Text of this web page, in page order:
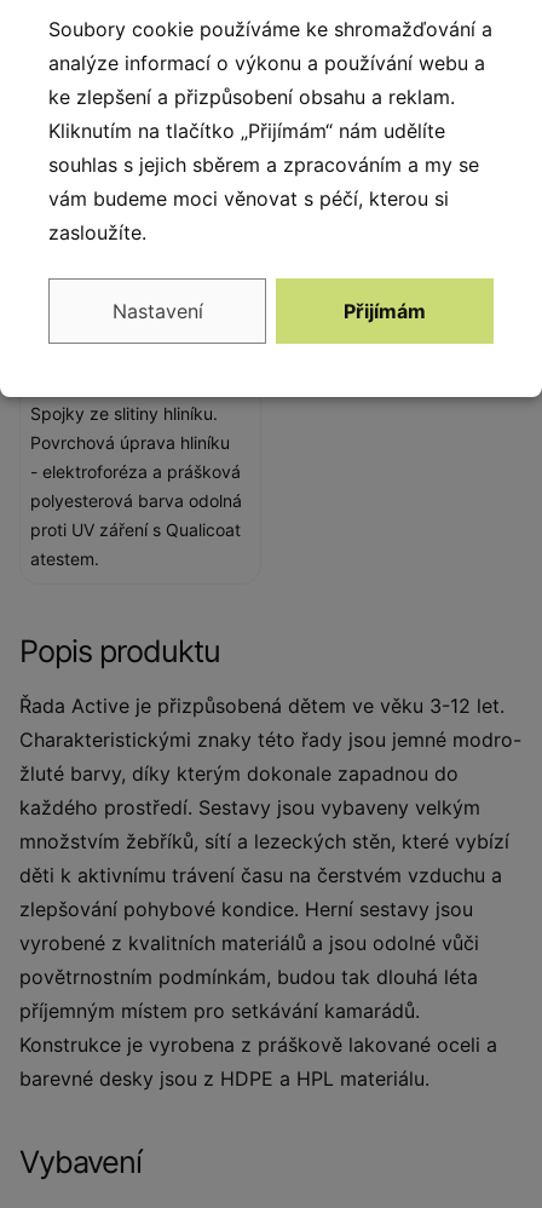
ze vstřikovaného
polyamidu.
Spojky ze slitiny hliníku.
Povrchová úprava hliníku
- elektroforéza a prášková
polyesterová barva odolná
proti UV záření s Qualicoat
atestem.
Popis produktu
Řada Active je přizpůsobená dětem ve věku 3-12 let.
Charakteristickými znaky této řady jsou jemné modro-
žluté barvy, díky kterým dokonale zapadnou do
každého prostředí. Sestavy jsou vybaveny velkým
množstvím žebříků, sítí a lezeckých stěn, které vybízí
děti k aktivnímu trávení času na čerstvém vzduchu a
zlepšování pohybové kondice. Herní sestavy jsou
vyrobené z kvalitních materiálů a jsou odolné vůči
povětrnostním podmínkám, budou tak dlouhá léta
příjemným místem pro setkávání kamarádů.
Konstrukce je vyrobena z práškově lakované oceli a
barevné desky jsou z HDPE a HPL materiálu.
Vybavení
Soubory cookie používáme ke shromažďování a
analýze informací o výkonu a používání webu a
ke zlepšení a přizpůsobení obsahu a reklam.
Kliknutím na tlačítko „Přijímám“ nám udělíte
souhlas s jejich sběrem a zpracováním a my se
vám budeme moci věnovat s péčí, kterou si
zasloužíte.
Nastavení Přijímám